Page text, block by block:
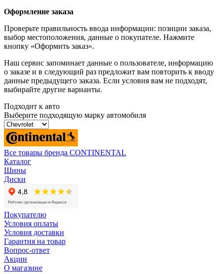
Оформление заказа
Проверьте правильность ввода информации: позиции заказа,
выбор местоположения, данные о покупателе. Нажмите
кнопку «Оформить заказ».
Наш сервис запоминает данные о пользователе, информацию
о заказе и в следующий раз предложит вам повторить к вводу
данные предыдущего заказа. Если условия вам не подходят,
выбирайте другие варианты.
Подходит к авто
Выберите подходящую марку автомобиля
Все товары бренда CONTINENTAL
Каталог
Шины
Диски
Покупателю
Условия оплаты
Условия доставки
Гарантия на товар
Вопрос-ответ
Акции
О магазине